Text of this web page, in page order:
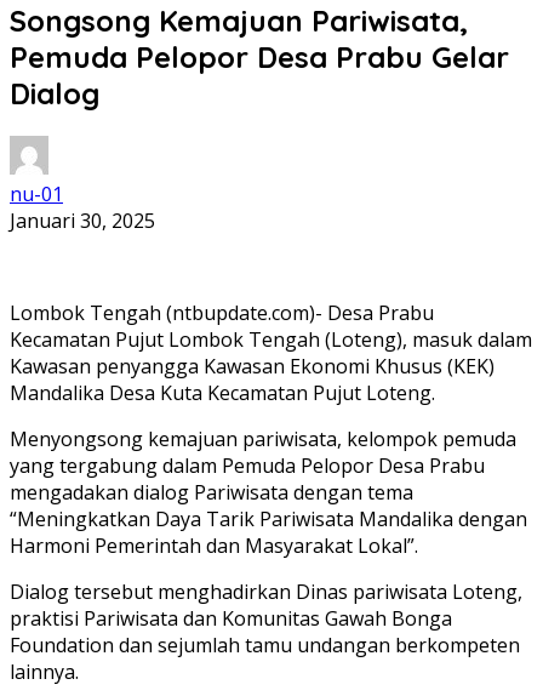
Songsong Kemajuan Pariwisata,
Pemuda Pelopor Desa Prabu Gelar
Dialog
nu-01
Januari 30, 2025
Lombok Tengah (ntbupdate.com)- Desa Prabu
Kecamatan Pujut Lombok Tengah (Loteng), masuk dalam
Kawasan penyangga Kawasan Ekonomi Khusus (KEK)
Mandalika Desa Kuta Kecamatan Pujut Loteng.
Menyongsong kemajuan pariwisata, kelompok pemuda
yang tergabung dalam Pemuda Pelopor Desa Prabu
mengadakan dialog Pariwisata dengan tema
“Meningkatkan Daya Tarik Pariwisata Mandalika dengan
Harmoni Pemerintah dan Masyarakat Lokal”.
Dialog tersebut menghadirkan Dinas pariwisata Loteng,
praktisi Pariwisata dan Komunitas Gawah Bonga
Foundation dan sejumlah tamu undangan berkompeten
lainnya.